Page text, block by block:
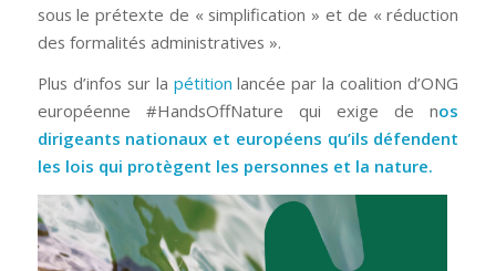
sous le prétexte de « simplification » et de « réduction
des formalités administratives ».
Plus d’infos sur la pétition lancée par la coalition d’ONG
européenne #HandsOffNature qui exige de nos
dirigeants nationaux et européens qu’ils défendent
les lois qui protègent les personnes et la nature.